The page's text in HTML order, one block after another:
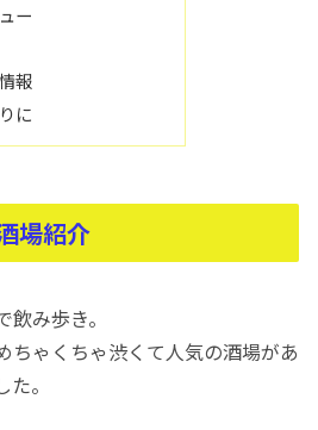
ー
報
に
場紹介
み歩き。
ちゃくちゃ渋くて人気の酒場があ
。